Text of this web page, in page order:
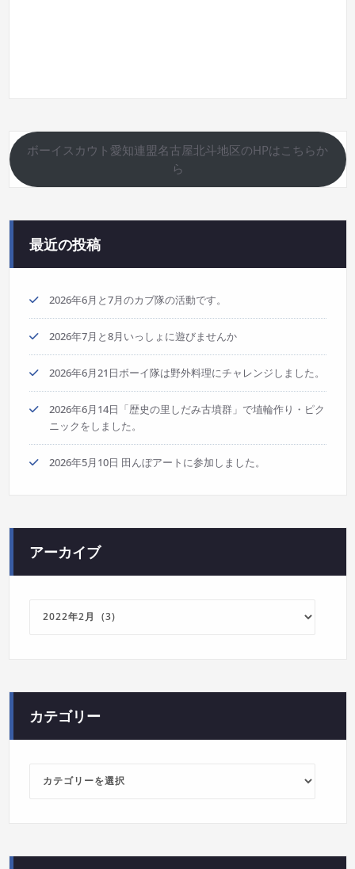
ボーイスカウト愛知連盟名古屋北斗地区のHPはこちらか
ら
最近の投稿
2026年6月と7月のカブ隊の活動です。
2026年7月と8月いっしょに遊びませんか
2026年6月21日ボーイ隊は野外料理にチャレンジしました。
2026年6月14日「歴史の里しだみ古墳群」で埴輪作り・ピク
ニックをしました。
2026年5月10日 田んぼアートに参加しました。
アーカイブ
カテゴリー
ー